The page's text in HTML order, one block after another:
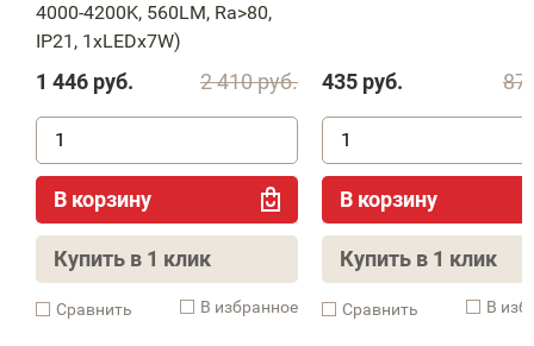
4000-4200K, 560LM, Ra>80,
IP21, 1xLEDx7W)
2 410руб.
1 446 руб.
В корзину
Купить в 1 клик
Cравнить В избранное
435 руб.
В корзину
Купить в 1 клик
Cравнить В